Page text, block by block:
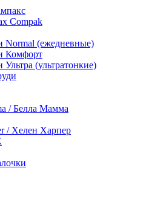
Compak
Normal (ежедневные)
Комфорт
Ультра (ультратонкие)
/ Белла Мамма
/ Хелен Харпер